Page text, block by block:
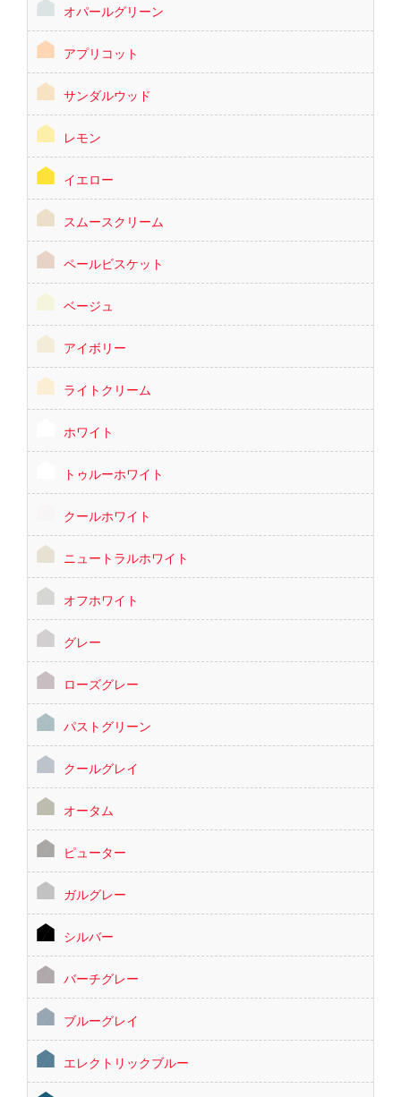
オパールグリーン
アプリコット
サンダルウッド
レモン
イエロー
スムースクリーム
ペールビスケット
ベージュ
アイボリー
ライトクリーム
ホワイト
トゥルーホワイト
クールホワイト
ニュートラルホワイト
オフホワイト
グレー
ローズグレー
パストグリーン
クールグレイ
オータム
ピューター
ガルグレー
シルバー
バーチグレー
ブルーグレイ
エレクトリックブルー